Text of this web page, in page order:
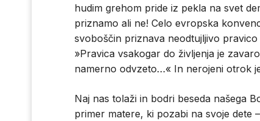
hudim grehom pride iz pekla na svet
priznamo ali ne! Celo evropska
svoboščin priznava neodtujljivo
»Pravica vsakogar do življenja je
namerno odvzeto…« In nerojeni otrok
Naj nas tolaži in bodri beseda našega
primer matere, ki pozabi na svoje dete